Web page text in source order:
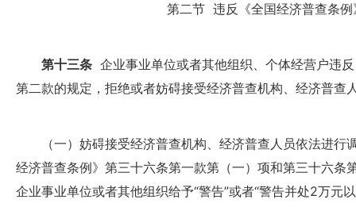
第二节 违反《全国经济普查条
第十三条 企业事业单位或者其他组织、个体经营户违
第二款的规定，拒绝或者妨碍接受经济普查机构、经济普查
（一）妨碍接受经济普查机构、经济普查人员依法进行
经济普查条例》第三十六条第一款第（一）项和第三十六条
企业事业单位或者其他组织给予“警告”或者“警告并处2万元